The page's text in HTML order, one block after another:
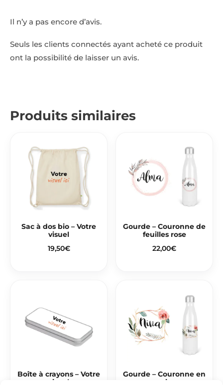
Il n’y a pas encore d’avis.
Seuls les clients connectés ayant acheté ce produit
ont la possibilité de laisser un avis.
Produits similaires
Sac à dos bio – Votre
visuel
19,50€
Gourde – Couronne de
feuilles rose
22,00€
Boîte à crayons – Votre
visuel
Gourde – Couronne en
rosier